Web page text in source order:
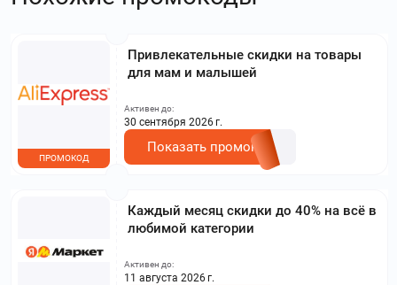
Привлекательные скидки на товары
для мам и малышей
ПРОМОКОД
Активен до:
30 сентября 2026 г.
Показать промокод
Каждый месяц скидки до 40% на всё в
любимой категории
Активен до:
11 августа 2026 г.